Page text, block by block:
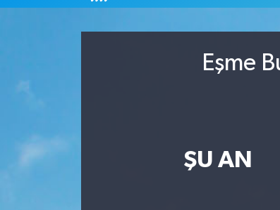
Eşme
ŞU AN
İstanbul Trafik Yoğunluk Haritası